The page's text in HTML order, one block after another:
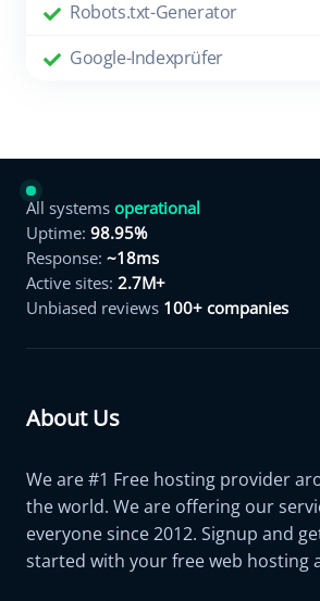
Robots.txt-Generator
Google-Indexprüfer
All systems operational
Uptime: 98.95%
Response: ~18ms
Active sites: 2.7M+
Unbiased reviews 100+ companies
About Us
We are #1 Free hosting provider
the world. We are offering our
everyone since 2012. Signup and
started with your free web hosting